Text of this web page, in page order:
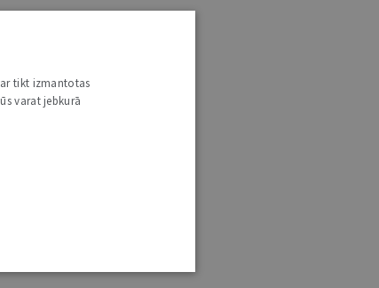
tikt izmantotas
varat jebkurā